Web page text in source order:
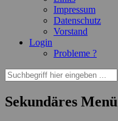
Impressum
Datenschutz
Vorstand
Login
Probleme ?
Suchen
Suchen
nach:
Sekundäres Menü